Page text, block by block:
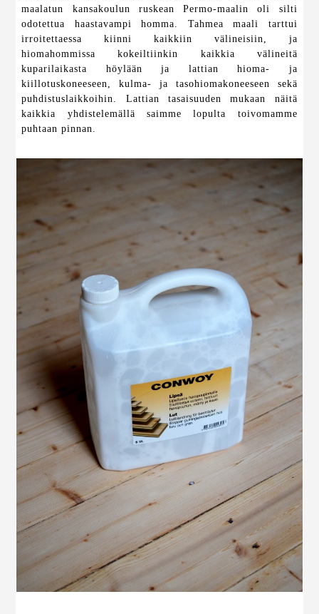
maalatun kansakoulun ruskean Permo-maalin oli silti
odotettua haastavampi homma. Tahmea maali tarttui
irroitettaessa kiinni kaikkiin välineisiin, ja
hiomahommissa kokeiltiinkin kaikkia välineitä
kuparilaikasta höylään ja lattian hioma- ja
kiillotuskoneeseen, kulma- ja tasohiomakoneeseen sekä
puhdistuslaikkoihin. Lattian tasaisuuden mukaan näitä
kaikkia yhdistelemällä saimme lopulta toivomamme
puhtaan pinnan.